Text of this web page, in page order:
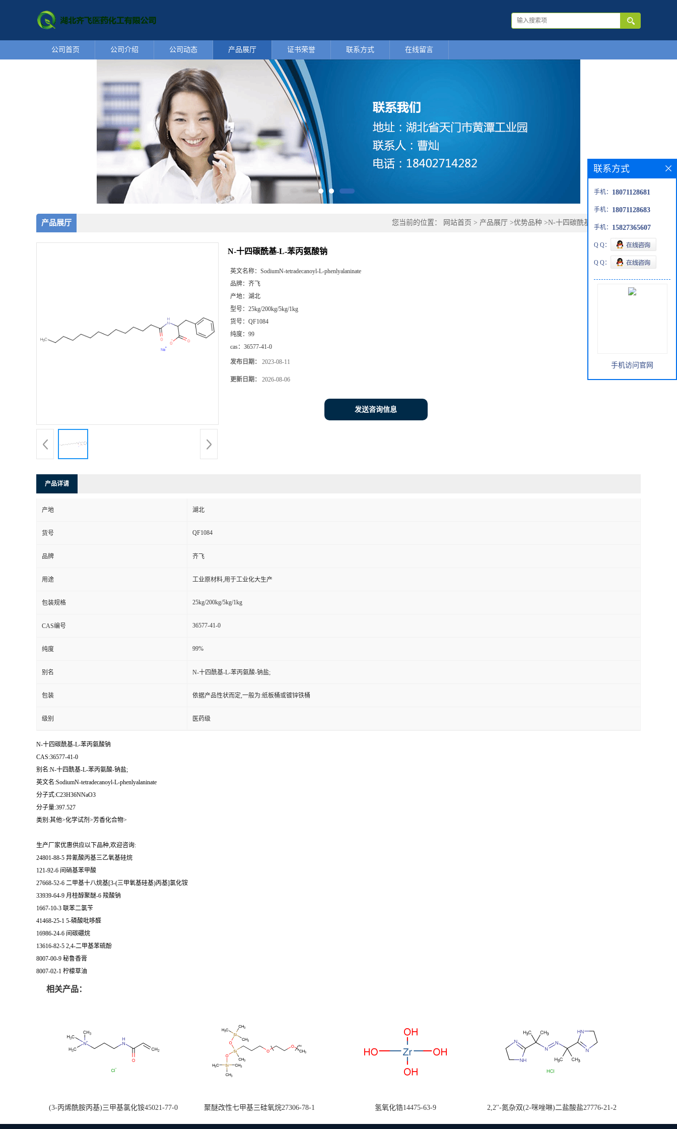
公司首页 公司介绍 公司动态 产品展厅 证书荣誉 联系方式 在线留言
产品展厅 您当前的位置： 网站首页 > 产品展厅 >优势品种 >N-十四碳酰基-L-苯丙氨酸钠
N-十四碳酰基-L-苯丙氨酸钠
英文名称： SodiumN-tetradecanoyl-L-phenlyalaninate
品牌： 齐飞
产地： 湖北
型号： 25kg/200kg/5kg/1kg
货号： QF1084
纯度： 99
cas： 36577-41-0
发布日期： 2023-08-11
更新日期： 2026-08-06
发送咨询信息
产品详请
产地 湖北
货号 QF1084
品牌 齐飞
用途 工业原材料,用于工业化大生产
包装规格 25kg/200kg/5kg/1kg
CAS编号 36577-41-0
纯度 99%
别名 N-十四酰基-L-苯丙氨酸-钠盐;
包装 依据产品性状而定,一般为:纸板桶或镀锌铁桶
级别 医药级
N-十四碳酰基-L-苯丙氨酸钠
CAS:36577-41-0
别名:N-十四酰基-L-苯丙氨酸-钠盐;
英文名:SodiumN-tetradecanoyl-L-phenlyalaninate
分子式:C23H36NNaO3
分子量:397.527
类别:其他>化学试剂>芳香化合物>
生产厂家优惠供应以下品种,欢迎咨询:
24801-88-5 异氰酸丙基三乙氧基硅烷
121-92-6 间硝基苯甲酸
27668-52-6 二甲基十八烷基[3-(三甲氧基硅基)丙基]氯化铵
33939-64-9 月桂醇聚醚-6 羧酸钠
1667-10-3 联苯二氯苄
41468-25-1 5-磷酸吡哆醛
16986-24-6 间碳硼烷
13616-82-5 2,4-二甲基苯硫酚
8007-00-9 秘鲁香膏
8007-02-1 柠檬草油
相关产品：
(3-丙烯酰胺丙基)三甲基氯化铵45021-77-0 聚醚改性七甲基三硅氧烷27306-78-1 氢氧化锆14475-63-9 2,2''-氮杂双(2-咪唑啉)二盐酸盐27776-21-2
联系方式
手机： 18071128681
手机： 18071128683
手机： 15827365607
Q Q：
Q Q：
手机访问官网